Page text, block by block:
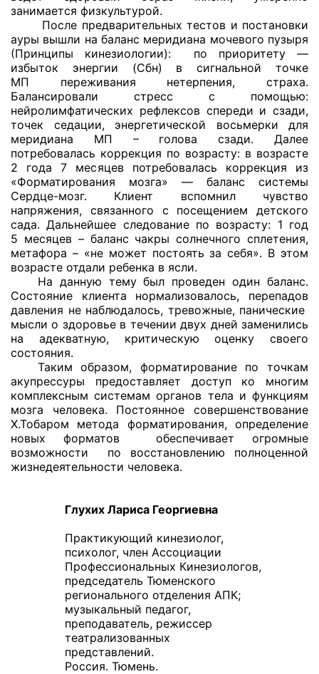
занимается физкультурой.
После предварительных тестов и постановки
ауры вышли на баланс меридиана мочевого пузыря
(Принципы кинезиологии): по приоритету —
избыток энергии (Сбн) в сигнальной точке
МП переживания нетерпения, страха.
Балансировали стресс с помощью:
нейролимфатических рефлексов спереди и сзади,
точек седации, энергетической восьмерки для
меридиана МП – голова сзади. Далее
потребовалась коррекция по возрасту: в возрасте
2 года 7 месяцев потребовалась коррекция из
«Форматирования мозга» — баланс системы
Сердце-мозг. Клиент вспомнил чувство
напряжения, связанного с посещением детского
сада. Дальнейшее следование по возрасту: 1 год
5 месяцев – баланс чакры солнечного сплетения,
метафора – «не может постоять за себя». В этом
возрасте отдали ребенка в ясли.
На данную тему был проведен один баланс.
Состояние клиента нормализовалось, перепадов
давления не наблюдалось, тревожные, панические
мысли о здоровье в течении двух дней заменились
на адекватную, критическую оценку своего
состояния.
Таким образом, форматирование по точкам
акупрессуры предоставляет доступ ко многим
комплексным системам органов тела и функциям
мозга человека. Постоянное совершенствование
Х.Тобаром метода форматирования, определение
новых форматов обеспечивает огромные
возможности по восстановлению полноценной
жизнедеятельности человека.
Глухих Лариса Георгиевна
Практикующий кинезиолог,
психолог, член Ассоциации
Профессиональных Кинезиологов,
председатель Тюменского
регионального отделения АПК;
музыкальный педагог,
преподаватель, режиссер
театрализованных
представлений.
Россия. Тюмень.